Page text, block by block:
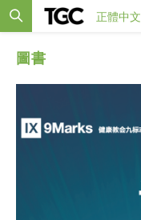
正體中文
圖書